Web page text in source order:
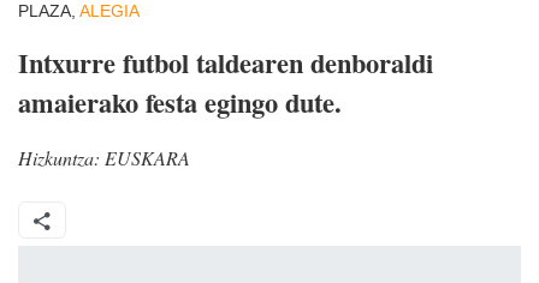
PLAZA, ALEGIA
Intxurre futbol taldearen denboraldi
amaierako festa egingo dute.
Hizkuntza: EUSKARA